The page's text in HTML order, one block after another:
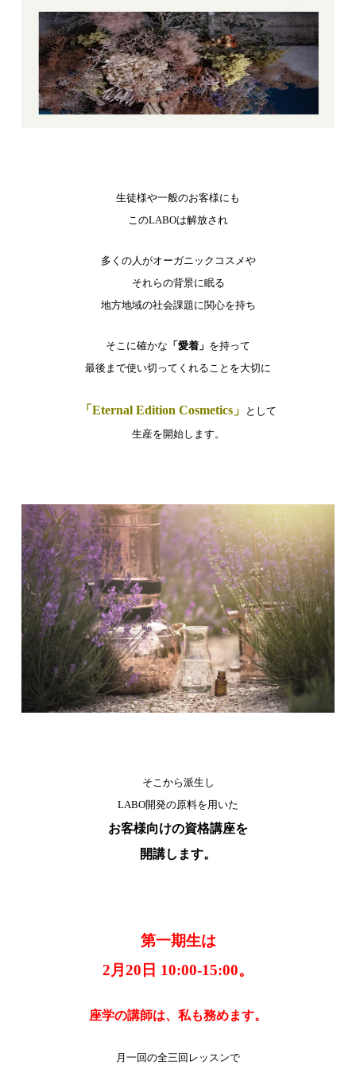
生徒様や一般のお客様にも
このLABOは解放され
多くの人がオーガニックコスメや
それらの背景に眠る
地方地域の社会課題に関心を持ち
そこに確かな 「愛着」 を持って
最後まで使い切ってくれることを大切に
「Eternal Edition Cosmetics」
として
生産を開始します。
そこから派生し
LABO開発の原料を用いた
お客様向けの資格講座を
開講します。
第一期生は
2月20日 10:00-15:00。
座学の講師は、私も務めます。
月一回の全三回レッスンで